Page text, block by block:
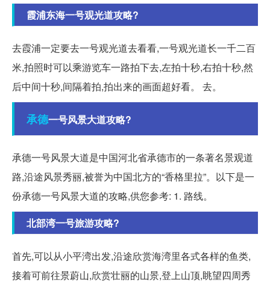
霞浦东海一号观光道攻略?
去霞浦一定要去一号观光道去看看,一号观光道长一千二百
米,拍照时可以乘游览车一路拍下去,左拍十秒,右拍十秒,然
后中间十秒,间隔着拍,拍出来的画面超好看。 去。
承德一号风景大道攻略?
承德一号风景大道是中国河北省承德市的一条著名景观道
路,沿途风景秀丽,被誉为中国北方的“香格里拉”。以下是一
份承德一号风景大道的攻略,供您参考: 1. 路线。
北部湾一号旅游攻略?
首先,可以从小平湾出发,沿途欣赏海湾里各式各样的鱼类,
接着可前往景蔚山,欣赏壮丽的山景,登上山顶,眺望四周秀